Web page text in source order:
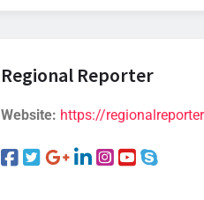
Regional Reporter
Website: https://